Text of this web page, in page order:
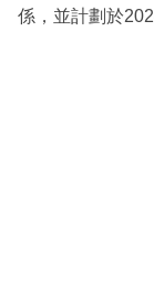
係，並計劃於